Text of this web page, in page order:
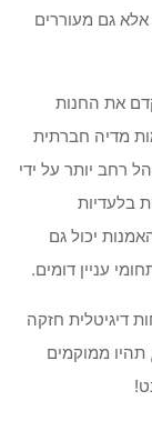
אלא גם מעוררים
את החנות
מדיה חברתית
רחב יותר על ידי
בלעדיות
יכול גם
עניין דומים.
דיגיטלית חזקה
תהיו ממוקמים